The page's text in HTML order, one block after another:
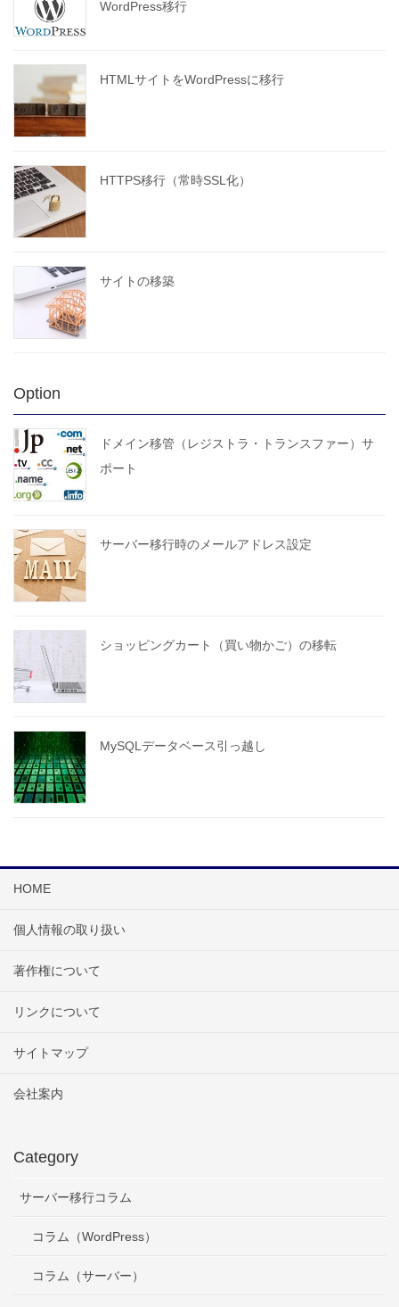
WordPress移行
HTMLサイトをWordPressに移行
HTTPS移行（常時SSL化）
サイトの移築
Option
ドメイン移管（レジストラ・トランスファー）サ
ポート
サーバー移行時のメールアドレス設定
ショッピングカート（買い物かご）の移転
MySQLデータベース引っ越し
HOME
個人情報の取り扱い
著作権について
リンクについて
サイトマップ
会社案内
Category
サーバー移行コラム
コラム（WordPress）
コラム（サーバー）